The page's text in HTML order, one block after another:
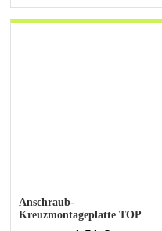
Anschraub-
Kreuzmontageplatte TOP